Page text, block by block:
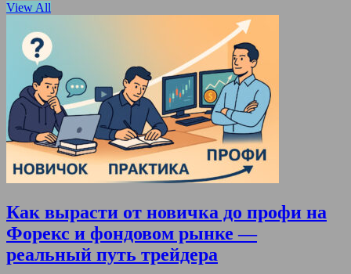
View All
Как вырасти от новичка до профи на
Форекс и фондовом рынке —
реальный путь трейдера